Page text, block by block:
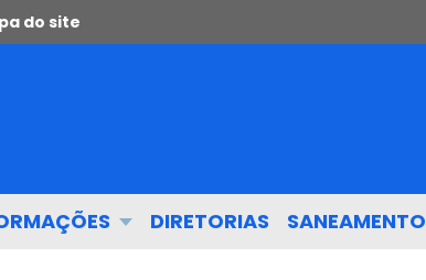
do site
DIRETORIAS SANEAMENTO